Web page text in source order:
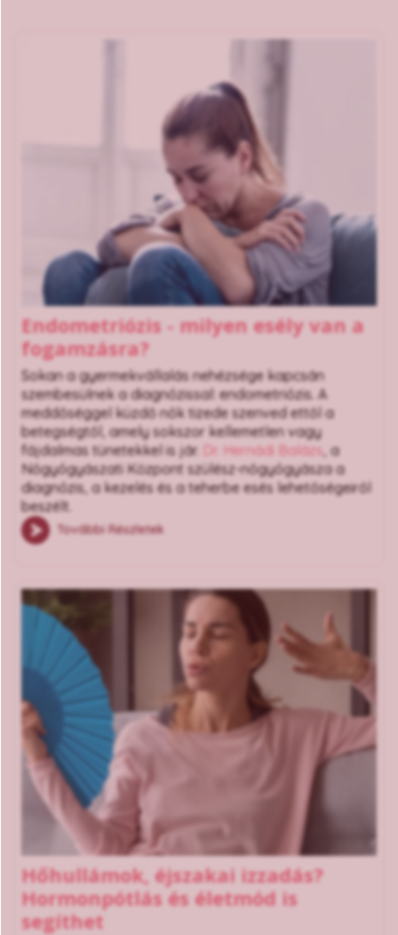
Endometriózis - milyen esély van a
fogamzásra?
Sokan a gyermekvállalás nehézsége kapcsán
szembesülnek a diagnózissal: endometriózis. A
meddőséggel küzdő nők tizede szenved ettől a
betegségtől, amely sokszor kellemetlen vagy
fájdalmas tünetekkel is jár.
Dr. Hernádi Balázs, a
Nőgyógyászati Központ szülész-nőgyógyásza a
diagnózis, a kezelés és a teherbe esés lehetőségeiről
beszélt.
További Részletek
Hőhullámok, éjszakai izzadás?
Hormonpótlás és életmód is
segíthet